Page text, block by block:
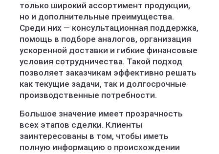
только широкий ассортимент продукции,
но и дополнительные преимущества.
Среди них — консультационная поддержка,
помощь в подборе аналогов, организация
ускоренной доставки и гибкие финансовые
условия сотрудничества. Такой подход
позволяет заказчикам эффективно решать
как текущие задачи, так и долгосрочные
производственные потребности.
Большое значение имеет прозрачность
всех этапов сделки. Клиенты
заинтересованы в том, чтобы иметь
полную информацию о происхождении